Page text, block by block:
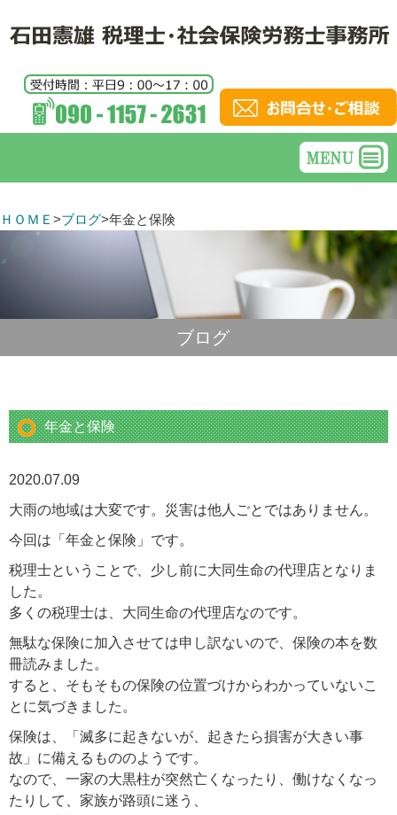
ＨＯＭＥ >ブログ>年金と保険
ブログ
年金と保険
2020.07.09
大雨の地域は大変です。災害は他人ごとではありません。
今回は「年金と保険」です。
税理士ということで、少し前に大同生命の代理店となりま
した。
多くの税理士は、大同生命の代理店なのです。
無駄な保険に加入させては申し訳ないので、保険の本を数
冊読みました。
すると、そもそもの保険の位置づけからわかっていないこ
とに気づきました。
保険は、「滅多に起きないが、起きたら損害が大きい事
故」に備えるもののようです。
なので、一家の大黒柱が突然亡くなったり、働けなくなっ
たりして、家族が路頭に迷う、